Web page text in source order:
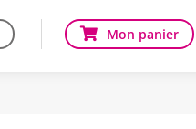
Mon panier